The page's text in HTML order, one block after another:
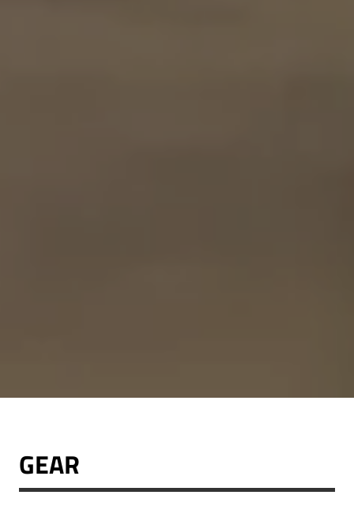
GEAR